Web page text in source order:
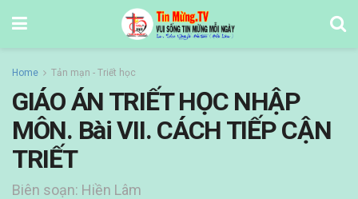
Home Tản mạn - Triết học
GIÁO ÁN TRIẾT HỌC NHẬP
MÔN. Bài VII. CÁCH TIẾP CẬN
TRIẾT
Biên soạn: Hiền Lâm